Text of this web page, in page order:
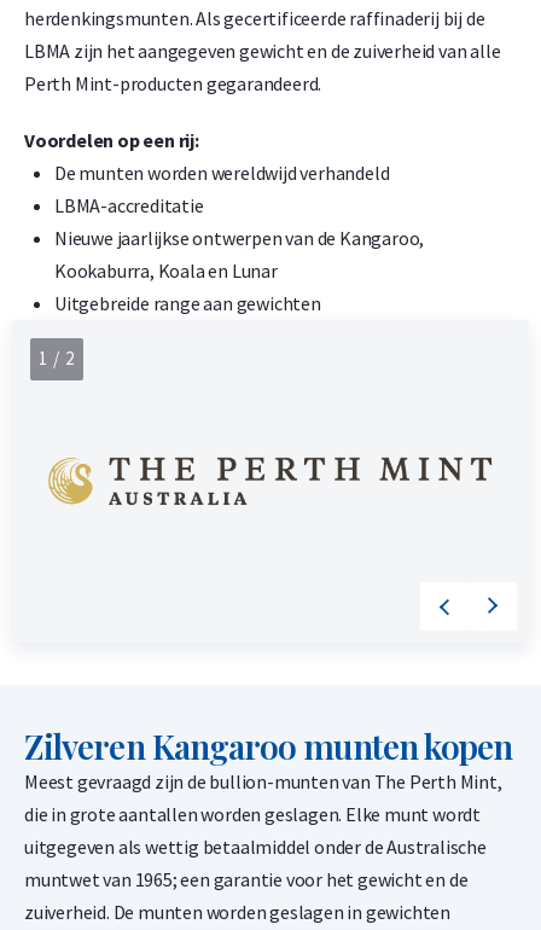
herdenkingsmunten. Als gecertificeerde raffinaderij bij de
LBMA zijn het aangegeven gewicht en de zuiverheid van alle
Perth Mint-producten gegarandeerd.
Voordelen op een rij:
De munten worden wereldwijd verhandeld
LBMA-accreditatie
Nieuwe jaarlijkse ontwerpen van de Kangaroo,
Kookaburra, Koala en Lunar
Uitgebreide range aan gewichten
1 / 2
Zilveren Kangaroo munten kopen
Meest gevraagd zijn de bullion-munten van The Perth Mint,
die in grote aantallen worden geslagen. Elke munt wordt
uitgegeven als wettig betaalmiddel onder de Australische
muntwet van 1965; een garantie voor het gewicht en de
zuiverheid. De munten worden geslagen in gewichten